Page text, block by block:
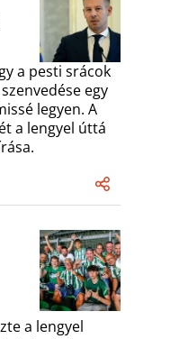
a pesti srácok
egy
legyen. A
a lengyel úttá
a lengyel